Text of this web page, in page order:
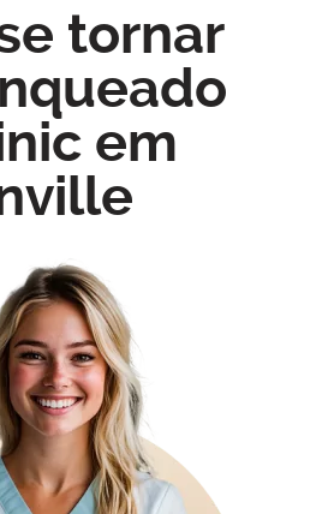
tornar
em